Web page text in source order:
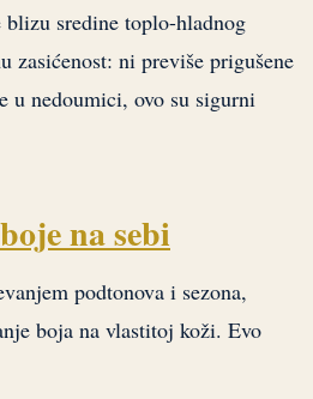
blizu sredine toplo-hladnog
zasićenost: ni previše prigušene
u nedoumici, ovo su sigurni
na sebi
podtonova i sezona,
boja na vlastitoj koži. Evo